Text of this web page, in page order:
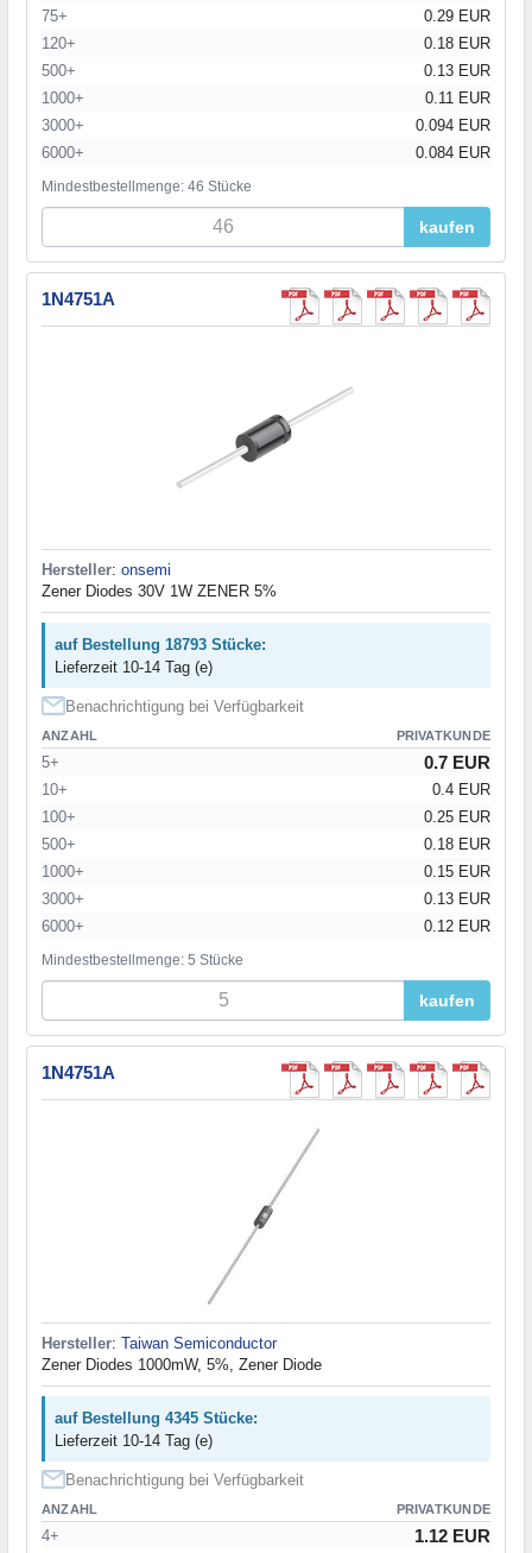
75+
0.29 EUR
120+
0.18 EUR
500+
0.13 EUR
1000+
0.11 EUR
3000+
0.094 EUR
6000+
0.084 EUR
Mindestbestellmenge: 46 Stücke
kaufen
1N4751A
Hersteller: onsemi
Zener Diodes 30V 1W ZENER 5%
auf Bestellung 18793 Stücke:
Lieferzeit 10-14 Tag (e)
Benachrichtigung bei Verfügbarkeit
ANZAHL PRIVATKUNDE
5+ 0.7 EUR
10+
0.4 EUR
100+
0.25 EUR
500+
0.18 EUR
1000+
0.15 EUR
3000+
0.13 EUR
6000+
0.12 EUR
Mindestbestellmenge: 5 Stücke
kaufen
1N4751A
Hersteller: Taiwan Semiconductor
Zener Diodes 1000mW, 5%, Zener Diode
auf Bestellung 4345 Stücke:
Lieferzeit 10-14 Tag (e)
Benachrichtigung bei Verfügbarkeit
ANZAHL PRIVATKUNDE
4+ 1.12 EUR